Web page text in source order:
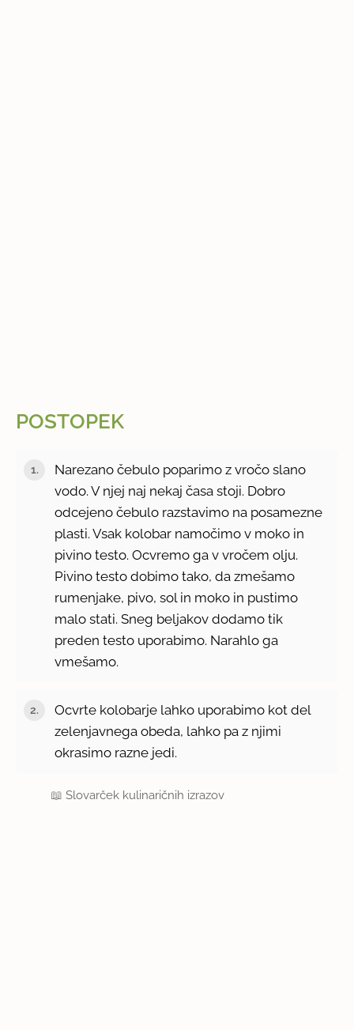
POSTOPEK
Narezano čebulo poparimo z vročo slano
vodo. V njej naj nekaj časa stoji. Dobro
odcejeno čebulo razstavimo na posamezne
plasti. Vsak kolobar namočimo v moko in
pivino testo. Ocvremo ga v vročem olju.
Pivino testo dobimo tako, da zmešamo
rumenjake, pivo, sol in moko in pustimo
malo stati. Sneg beljakov dodamo tik
preden testo uporabimo. Narahlo ga
vmešamo.
Ocvrte kolobarje lahko uporabimo kot del
zelenjavnega obeda, lahko pa z njimi
okrasimo razne jedi.
📖Slovarček kulinaričnih izrazov